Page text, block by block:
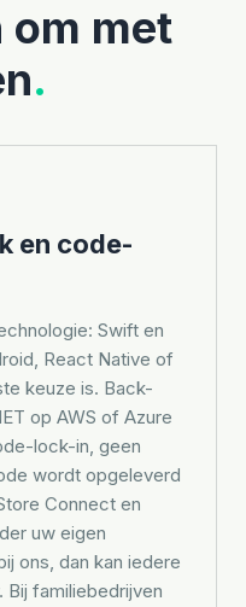
om met
.
en code-
Swift en
React Native of
keuze is. Back-
op AWS of Azure
lock-in, geen
wordt opgeleverd
Connect en
uw eigen
ons, dan kan iedere
familiebedrijven